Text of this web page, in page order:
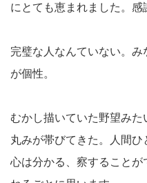
にとても恵まれました。感
完璧な人なんていない。
が個性。
むかし描いていた野望み
丸みが帯びてきた。人間
心は分かる、察すること